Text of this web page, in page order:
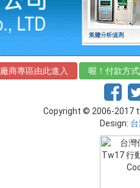
廠商專區由此進入 喔！付款方
Copyright © 2006-2017
Design: